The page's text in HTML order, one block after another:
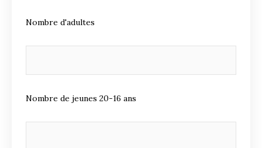
Nombre d'adultes
Nombre de jeunes 20-16 ans